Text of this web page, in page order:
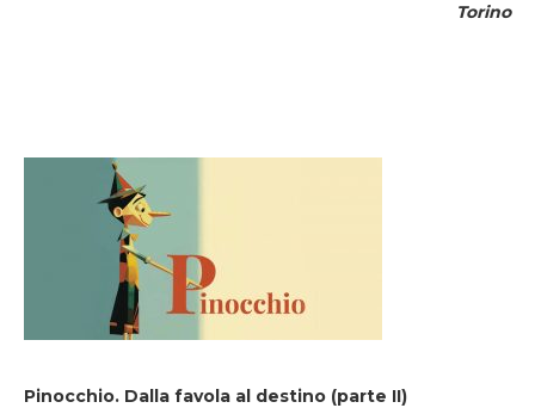
Torino
Pinocchio. Dalla favola al destino (parte II)